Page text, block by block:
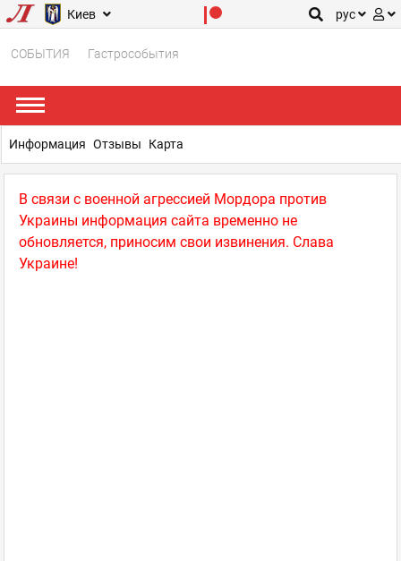
Киев рус
СОБЫТИЯ Гастрособытия
В связи с военной агрессией Мордора против
Украины информация сайта временно не
обновляется, приносим свои извинения. Слава
Украине!
Информация Отзывы Карта